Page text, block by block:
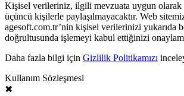
Kişisel verileriniz, ilgili mevzuata uygun olarak
üçüncü kişilerle paylaşılmayacaktır. Web
agesoft.com.tr’nin kişisel verilerinizi yukarıda
doğrultusunda işlemeyi kabul ettiğinizi
Daha fazla bilgi için Gizlilik Politikamızı
Kullanım Sözleşmesi
✖